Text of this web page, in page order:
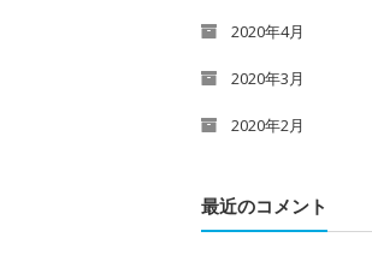
2020年4月
2020年3月
2020年2月
最近のコメント